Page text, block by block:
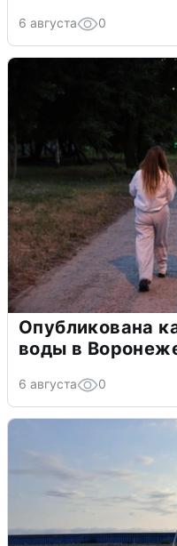
6 августа 0
Опубликована
воды в
6 августа 0